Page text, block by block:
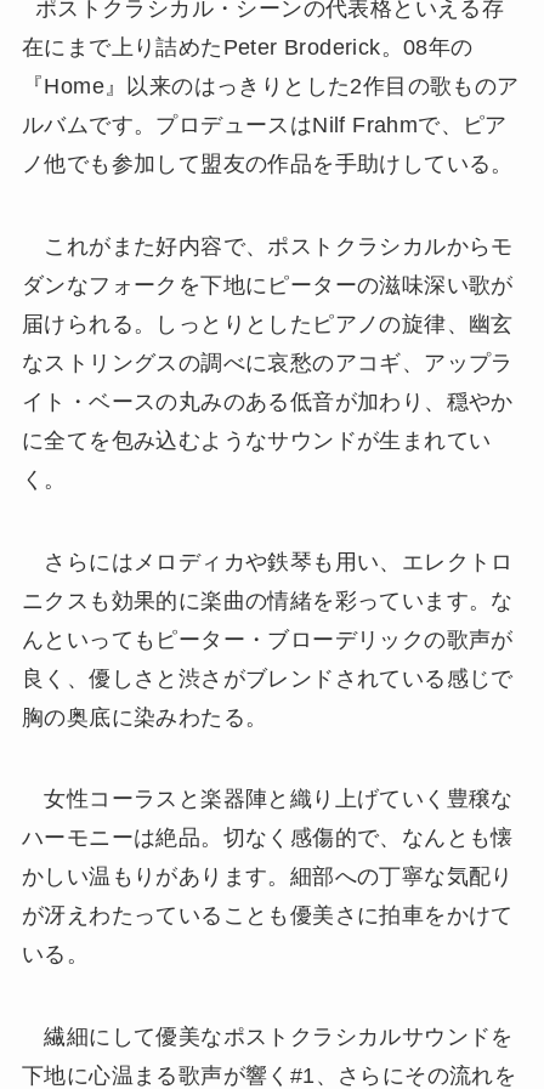
ポストクラシカル・シーンの代表格といえる存
在にまで上り詰めたPeter Broderick。08年の
『Home』以来のはっきりとした2作目の歌ものア
ルバムです。プロデュースはNilf Frahmで、ピア
ノ他でも参加して盟友の作品を手助けしている。
これがまた好内容で、ポストクラシカルからモ
ダンなフォークを下地にピーターの滋味深い歌が
届けられる。しっとりとしたピアノの旋律、幽玄
なストリングスの調べに哀愁のアコギ、アップラ
イト・ベースの丸みのある低音が加わり、穏やか
に全てを包み込むようなサウンドが生まれてい
く。
さらにはメロディカや鉄琴も用い、エレクトロ
ニクスも効果的に楽曲の情緒を彩っています。な
んといってもピーター・ブローデリックの歌声が
良く、優しさと渋さがブレンドされている感じで
胸の奥底に染みわたる。
女性コーラスと楽器陣と織り上げていく豊穣な
ハーモニーは絶品。切なく感傷的で、なんとも懐
かしい温もりがあります。細部への丁寧な気配り
が冴えわたっていることも優美さに拍車をかけて
いる。
繊細にして優美なポストクラシカルサウンドを
下地に心温まる歌声が響く#1、さらにその流れを